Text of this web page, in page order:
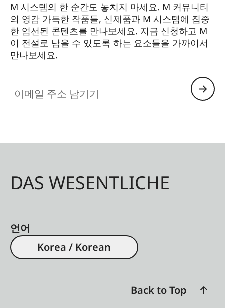
M 시스템의 한 순간도 놓치지 마세요. M 커뮤니티
의 영감 가득한 작품들, 신제품과 M 시스템에 집중
한 엄선된 콘텐츠를 만나보세요. 지금 신청하고 M
이 전설로 남을 수 있도록 하는 요소들을 가까이서
만나보세요.
DAS WESENTLICHE
언어
Korea / Korean
Back to Top